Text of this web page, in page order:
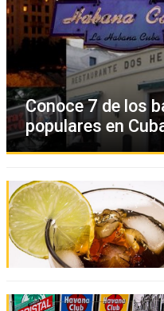
Conoce 7 de los
populares en